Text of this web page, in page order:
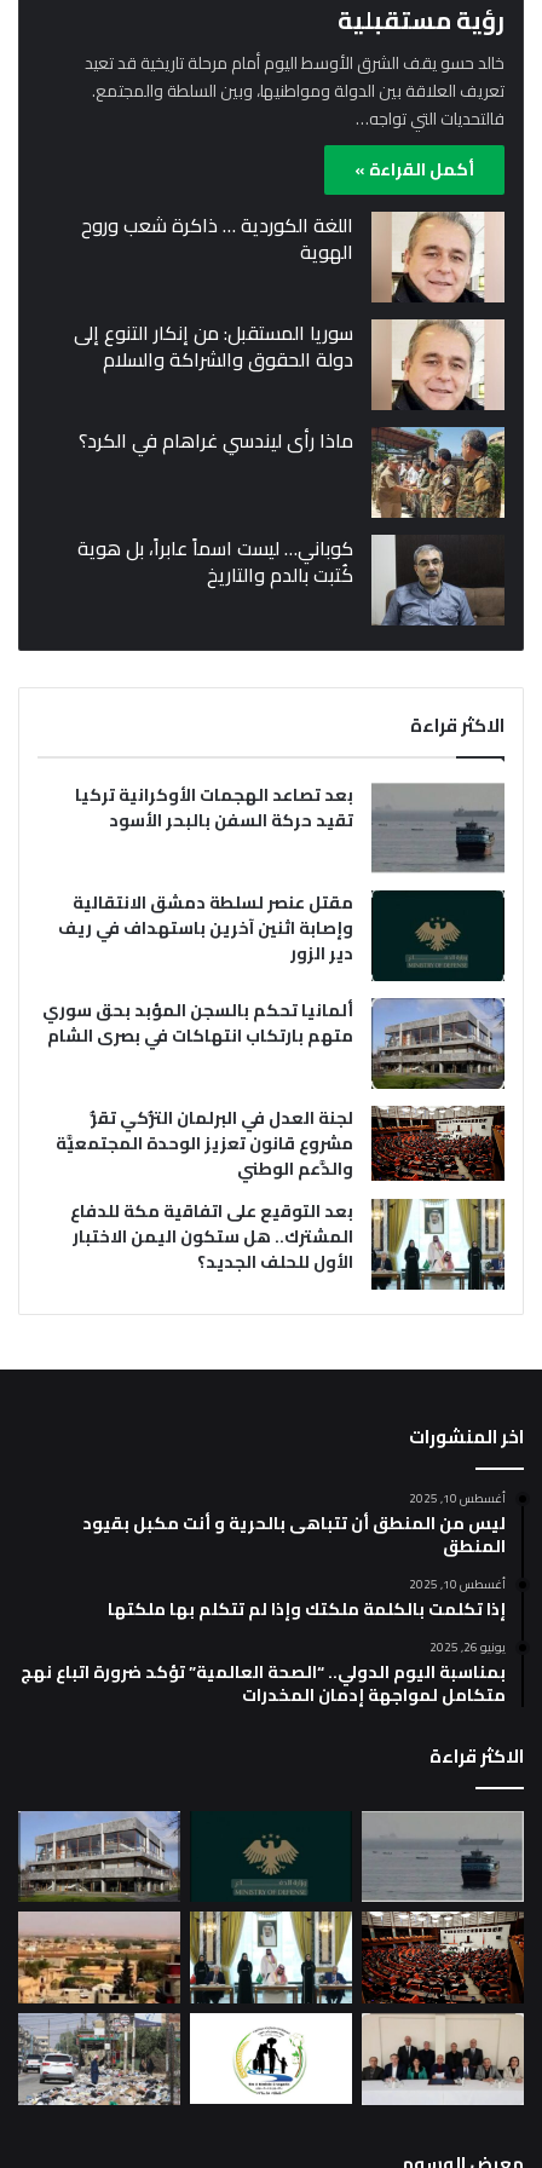
رؤية مستقبلية
خالد حسو يقف الشرق الأوسط اليوم أمام مرحلة تاريخية قد تعيد
تعريف العلاقة بين الدولة ومواطنيها، وبين السلطة والمجتمع.
فالتحديات التي تواجه…
أكمل القراءة »
اللغة الكوردية … ذاكرة شعب وروح
الهوية
سوريا المستقبل: من إنكار التنوع إلى
دولة الحقوق والشراكة والسلام
ماذا رأى ليندسي غراهام في الكرد؟
كوباني… ليست اسماً عابراً، بل هوية
كُتبت بالدم والتاريخ
الاكثر قراءة
بعد تصاعد الهجمات الأوكرانية تركيا
تقيد حركة السفن بالبحر الأسود
مقتل عنصر لسلطة دمشق الانتقالية
وإصابة اثنين آخرين باستهداف في ريف
دير الزور
ألمانيا تحكم بالسجن المؤبد بحق سوري
متهم بارتكاب انتهاكات في بصرى الشام
لجنة العدل في البرلمان التُّركي تقرُّ
مشروع قانون تعزيز الوحدة المجتمعيَّة
والدَّعم الوطني
بعد التوقيع على اتفاقية مكة للدفاع
المشترك.. هل ستكون اليمن الاختبار
الأول للحلف الجديد؟
اخر المنشورات
أغسطس 10, 2025
ليس من المنطق أن تتباهى بالحرية و أنت مكبل بقيود
المنطق
أغسطس 10, 2025
إذا تكلمت بالكلمة ملكتك وإذا لم تتكلم بها ملكتها
يونيو 26, 2025
بمناسبة اليوم الدولي.. “الصحة العالمية” تؤكد ضرورة اتباع نهج
متكامل لمواجهة إدمان المخدرات
الاكثر قراءة